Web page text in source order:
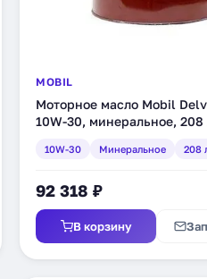
MOBIL
Моторное масло Mobil
10W-30, минеральное, 208
10W-30 Минеральное 208
92 318 ₽
В корзину